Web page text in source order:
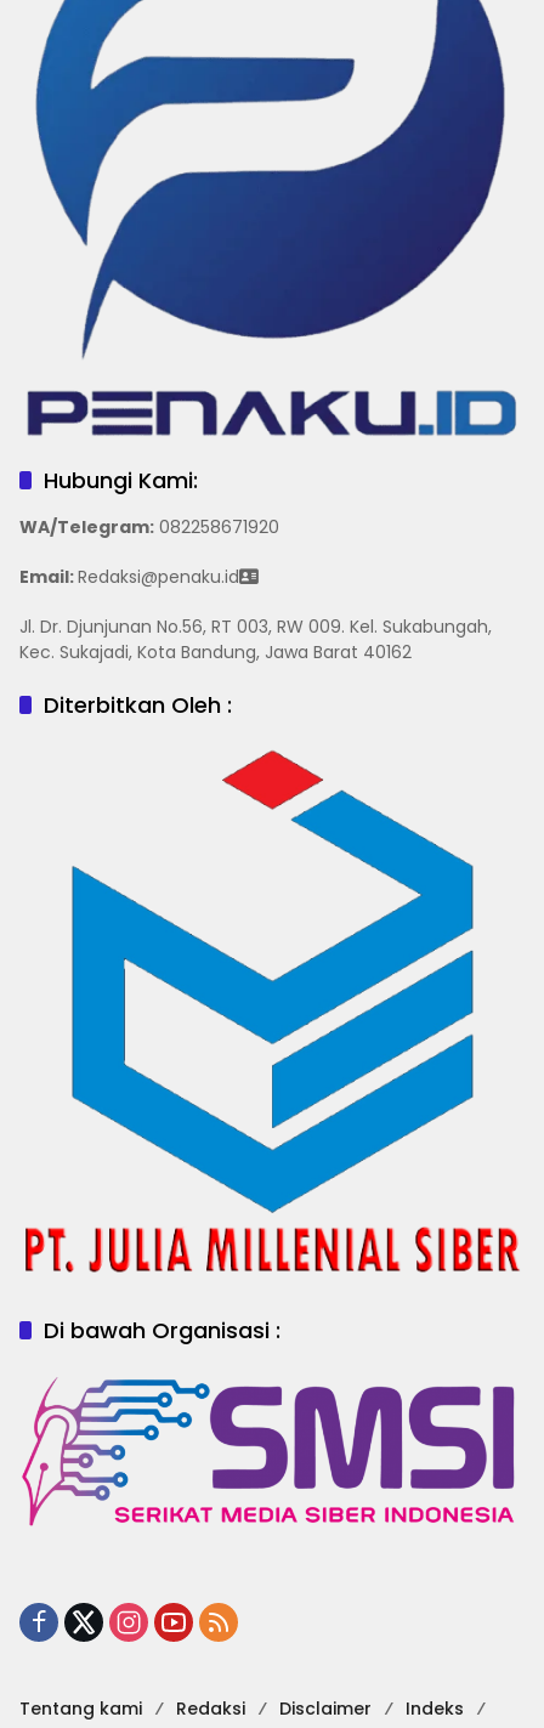
Hubungi Kami:
WA/Telegram: 082258671920
Email:Redaksi@penaku.id
Jl. Dr. Djunjunan No.56, RT 003, RW 009. Kel. Sukabungah,
Kec. Sukajadi, Kota Bandung, Jawa Barat 40162
Diterbitkan Oleh :
Di bawah Organisasi :
Tentang kami Redaksi Disclaimer
Indeks